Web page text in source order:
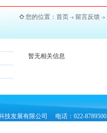
您的位置： 首页 留言反馈
暂无相关信息
技发展有限公司 电话：022-